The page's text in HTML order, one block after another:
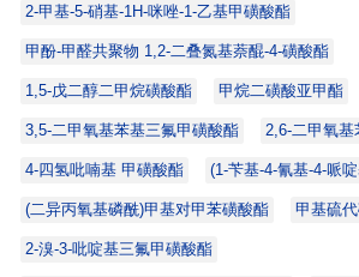
2-甲基-5-硝基-1H-咪唑-1-乙基甲磺酸酯
甲酚-甲醛共聚物 1,2-二叠氮基萘醌-4-磺酸酯
1,5-戊二醇二甲烷磺酸酯 甲烷二磺酸亚甲酯
3,5-二甲氧基苯基三氟甲磺酸酯 2,6-二甲氧
4-四氢吡喃基 甲磺酸酯 (1-苄基-4-氰基-4-哌
(二异丙氧基磷酰)甲基对甲苯磺酸酯 甲基硫
2-溴-3-吡啶基三氟甲磺酸酯